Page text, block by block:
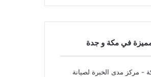
في مكة و جدة
- مركز مدى الخبرة لصيانة